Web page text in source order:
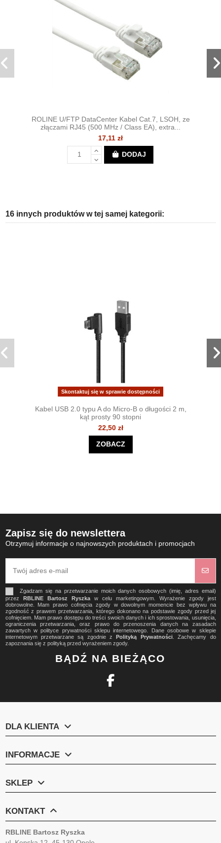
ROLINE U/FTP DataCenter Kabel Cat.7, LSOH, ze
złączami RJ45 (500 MHz / Class EA), extra...
17,11 zł
DODAJ
16 innych produktów w tej samej kategorii:
Skontaktuj się w sprawie dostępności
Kabel USB 2.0 typu A do Micro-B o długości 2 m,
kąt prosty 90 stopni
22,50 zł
ZOBACZ
Zapisz się do newslettera
Otrzymuj informacje o najnowszych produktach i promocjach
Zgadzam się na przetwarzanie moich danych osobowych (imię, adres email)
przez RBLINE Bartosz Ryszkaw celu marketingowym. Wyrażenie zgody jest
dobrowolne. Mam prawo cofnięcia zgody w dowolnym momencie bez wpływu na
zgodność z prawem przetwarzania, którego dokonano na podstawie zgody przed jej
cofnięciem. Mam prawo dostępu do treści swoich danych i ich sprostowania, usunięcia,
ograniczenia przetwarzania, oraz prawo do przenoszenia danych na zasadach
zawartych w polityce prywatności sklepu internetowego. Dane osobowe w sklepie
internetowym przetwarzane są zgodnie zPolityką Prywatności. Zachęcamy do
zapoznania się z polityką przed wyrażeniem zgody.
BĄDŹ NA BIEŻĄCO
DLA KLIENTA
INFORMACJE
SKLEP
KONTAKT
RBLINE Bartosz Ryszka